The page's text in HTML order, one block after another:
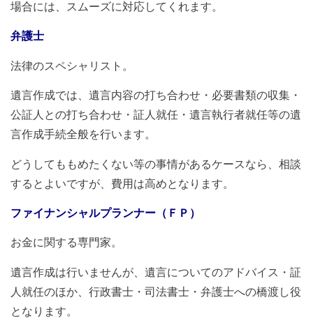
場合には、スムーズに対応してくれます。
弁護士
法律のスペシャリスト。
遺言作成では、遺言内容の打ち合わせ・必要書類の収集・
公証人との打ち合わせ・証人就任・遺言執行者就任等の遺
言作成手続全般を行います。
どうしてももめたくない等の事情があるケースなら、相談
するとよいですが、費用は高めとなります。
ファイナンシャルプランナー（ＦＰ）
お金に関する専門家。
遺言作成は行いませんが、遺言についてのアドバイス・証
人就任のほか、行政書士・司法書士・弁護士への橋渡し役
となります。